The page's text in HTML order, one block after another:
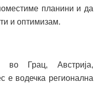
планини и да
и оптимизам.
Грац, Австрија,
е водечка регионална